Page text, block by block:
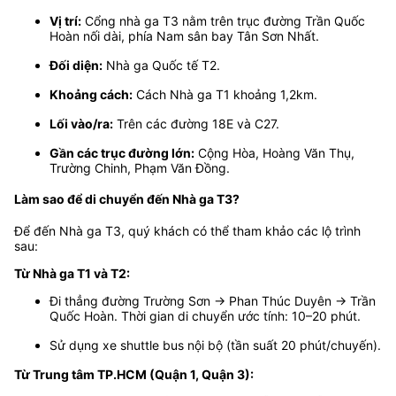
Vị trí: Cổng nhà ga T3 nằm trên trục đường Trần Quốc
Hoàn nối dài, phía Nam sân bay Tân Sơn Nhất.
Đối diện: Nhà ga Quốc tế T2.
Khoảng cách: Cách Nhà ga T1 khoảng 1,2km.
Lối vào/ra: Trên các đường 18E và C27.
Gần các trục đường lớn: Cộng Hòa, Hoàng Văn Thụ,
Trường Chinh, Phạm Văn Đồng.
Làm sao để di chuyển đến Nhà ga T3?
Để đến Nhà ga T3, quý khách có thể tham khảo các lộ trình
sau:
Từ Nhà ga T1 và T2:
Đi thẳng đường Trường Sơn → Phan Thúc Duyên → Trần
Quốc Hoàn. Thời gian di chuyển ước tính: 10–20 phút.
Sử dụng xe shuttle bus nội bộ (tần suất 20 phút/chuyến).
Từ Trung tâm TP.HCM (Quận 1, Quận 3):